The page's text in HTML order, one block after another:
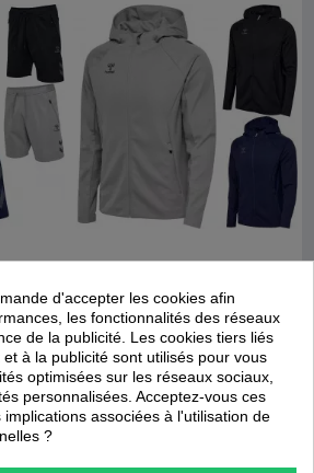
Hummel
79,90 € 47,94 €
-40%
Promotion
d'accepter les cookies afin
les fonctionnalités des réseaux
de la publicité. Les cookies tiers liés
à la publicité sont utilisés pour vous
optimisées sur les réseaux sociaux,
personnalisées. Acceptez-vous ces
associées à l'utilisation de
?